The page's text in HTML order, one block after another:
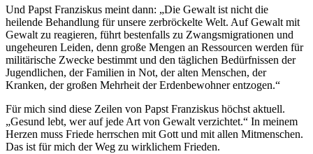
Und Papst Franziskus meint dann: „Die Gewalt ist nicht die
heilende Behandlung für unsere zerbröckelte Welt. Auf Gewalt mit
Gewalt zu reagieren, führt bestenfalls zu Zwangsmigrationen und
ungeheuren Leiden, denn große Mengen an Ressourcen werden für
militärische Zwecke bestimmt und den täglichen Bedürfnissen der
Jugendlichen, der Familien in Not, der alten Menschen, der
Kranken, der großen Mehrheit der Erdenbewohner entzogen.“
Für mich sind diese Zeilen von Papst Franziskus höchst aktuell.
„Gesund lebt, wer auf jede Art von Gewalt verzichtet.“ In meinem
Herzen muss Friede herrschen mit Gott und mit allen Mitmenschen.
Das ist für mich der Weg zu wirklichem Frieden.